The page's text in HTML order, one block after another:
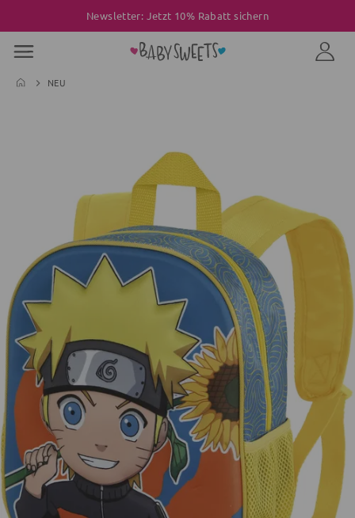
Newsletter: Jetzt 10% Rabatt sichern
NEU